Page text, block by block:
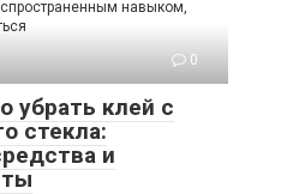
навыком,
0
убрать клей с
стекла:
и